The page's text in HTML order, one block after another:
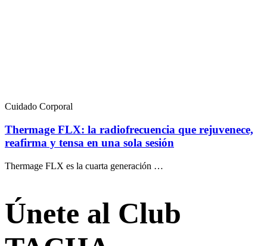
Cuidado Corporal
Thermage FLX: la radiofrecuencia que rejuvenece,
reafirma y tensa en una sola sesión
Thermage FLX es la cuarta generación …
Únete al Club